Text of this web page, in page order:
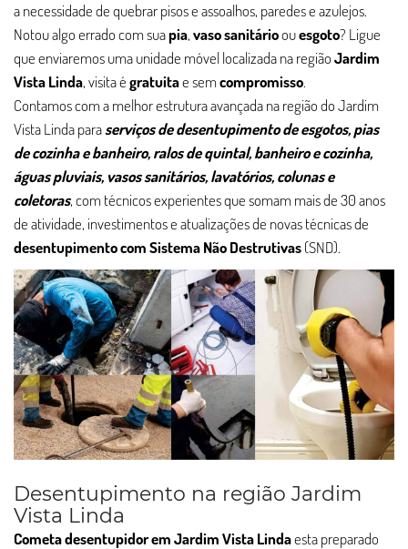
a necessidade de quebrar pisos e assoalhos, paredes e azulejos.
Notou algo errado com suapia,vaso sanitárioouesgoto? Ligue
que enviaremos uma unidade móvel localizada na regiãoJardim
Vista Linda, visita égratuitae semcompromisso.
Contamos com a melhor estrutura avançada na região do Jardim
Vista Linda paraserviços de desentupimento de esgotos, pias
de cozinha e banheiro, ralos de quintal, banheiro e cozinha,
águas pluviais, vasos sanitários, lavatórios, colunas e
coletoras, com técnicos experientes que somam mais de 30 anos
de atividade, investimentos e atualizações de novas técnicas de
desentupimento com Sistema Não Destrutivas(SND).
Desentupimento na região Jardim
Vista Linda
Cometa desentupidor em Jardim Vista Lindaesta preparado